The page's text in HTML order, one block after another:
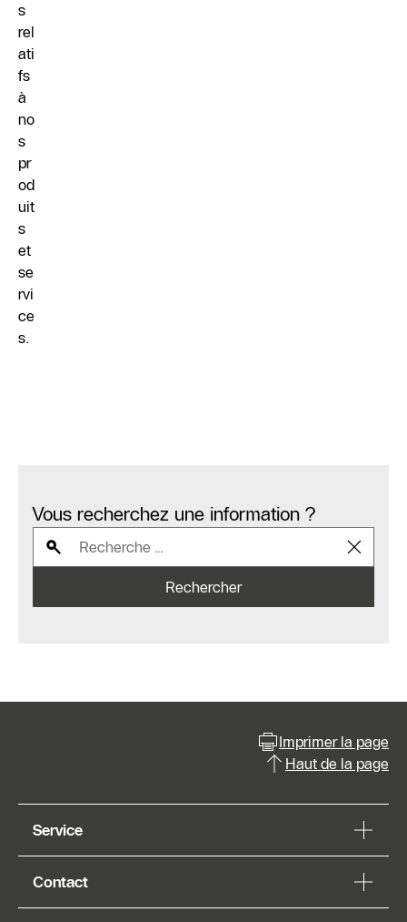
s
rel
ati
fs
à
no
s
pr
od
uit
s
et
se
rvi
ce
s.
Vous recherchez une information ?
Rechercher
Imprimer la page
Haut de la page
Service
Contact